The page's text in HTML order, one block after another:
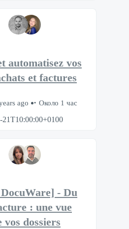
automatisez vos
et factures
ago
Около 1 час
21T10:00:00+0100
- Du
: une vue
vos dossiers